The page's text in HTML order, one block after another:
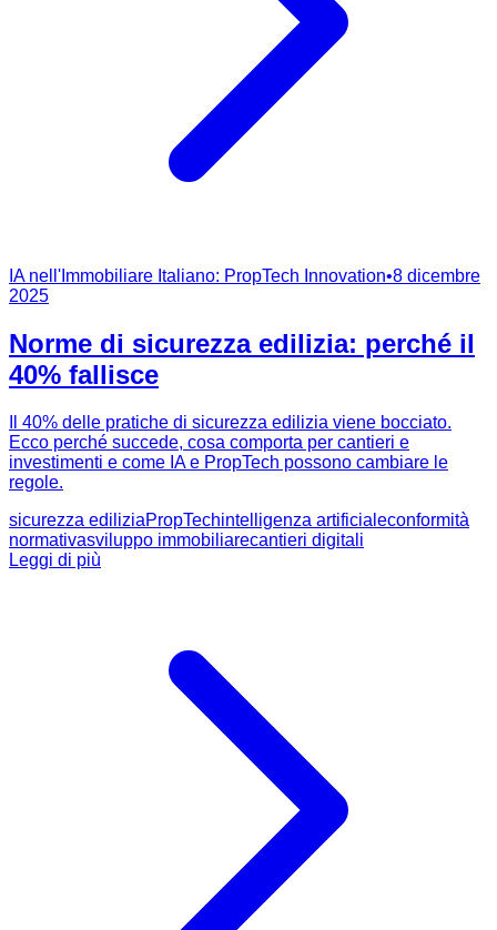
IA nell'Immobiliare Italiano: PropTech Innovation•8 dicembre
2025
Norme di sicurezza edilizia: perché il
40% fallisce
Il 40% delle pratiche di sicurezza edilizia viene bocciato.
Ecco perché succede, cosa comporta per cantieri e
investimenti e come IA e PropTech possono cambiare le
regole.
sicurezza ediliziaPropTechintelligenza artificialeconformità
normativasviluppo immobiliarecantieri digitali
Leggi di più